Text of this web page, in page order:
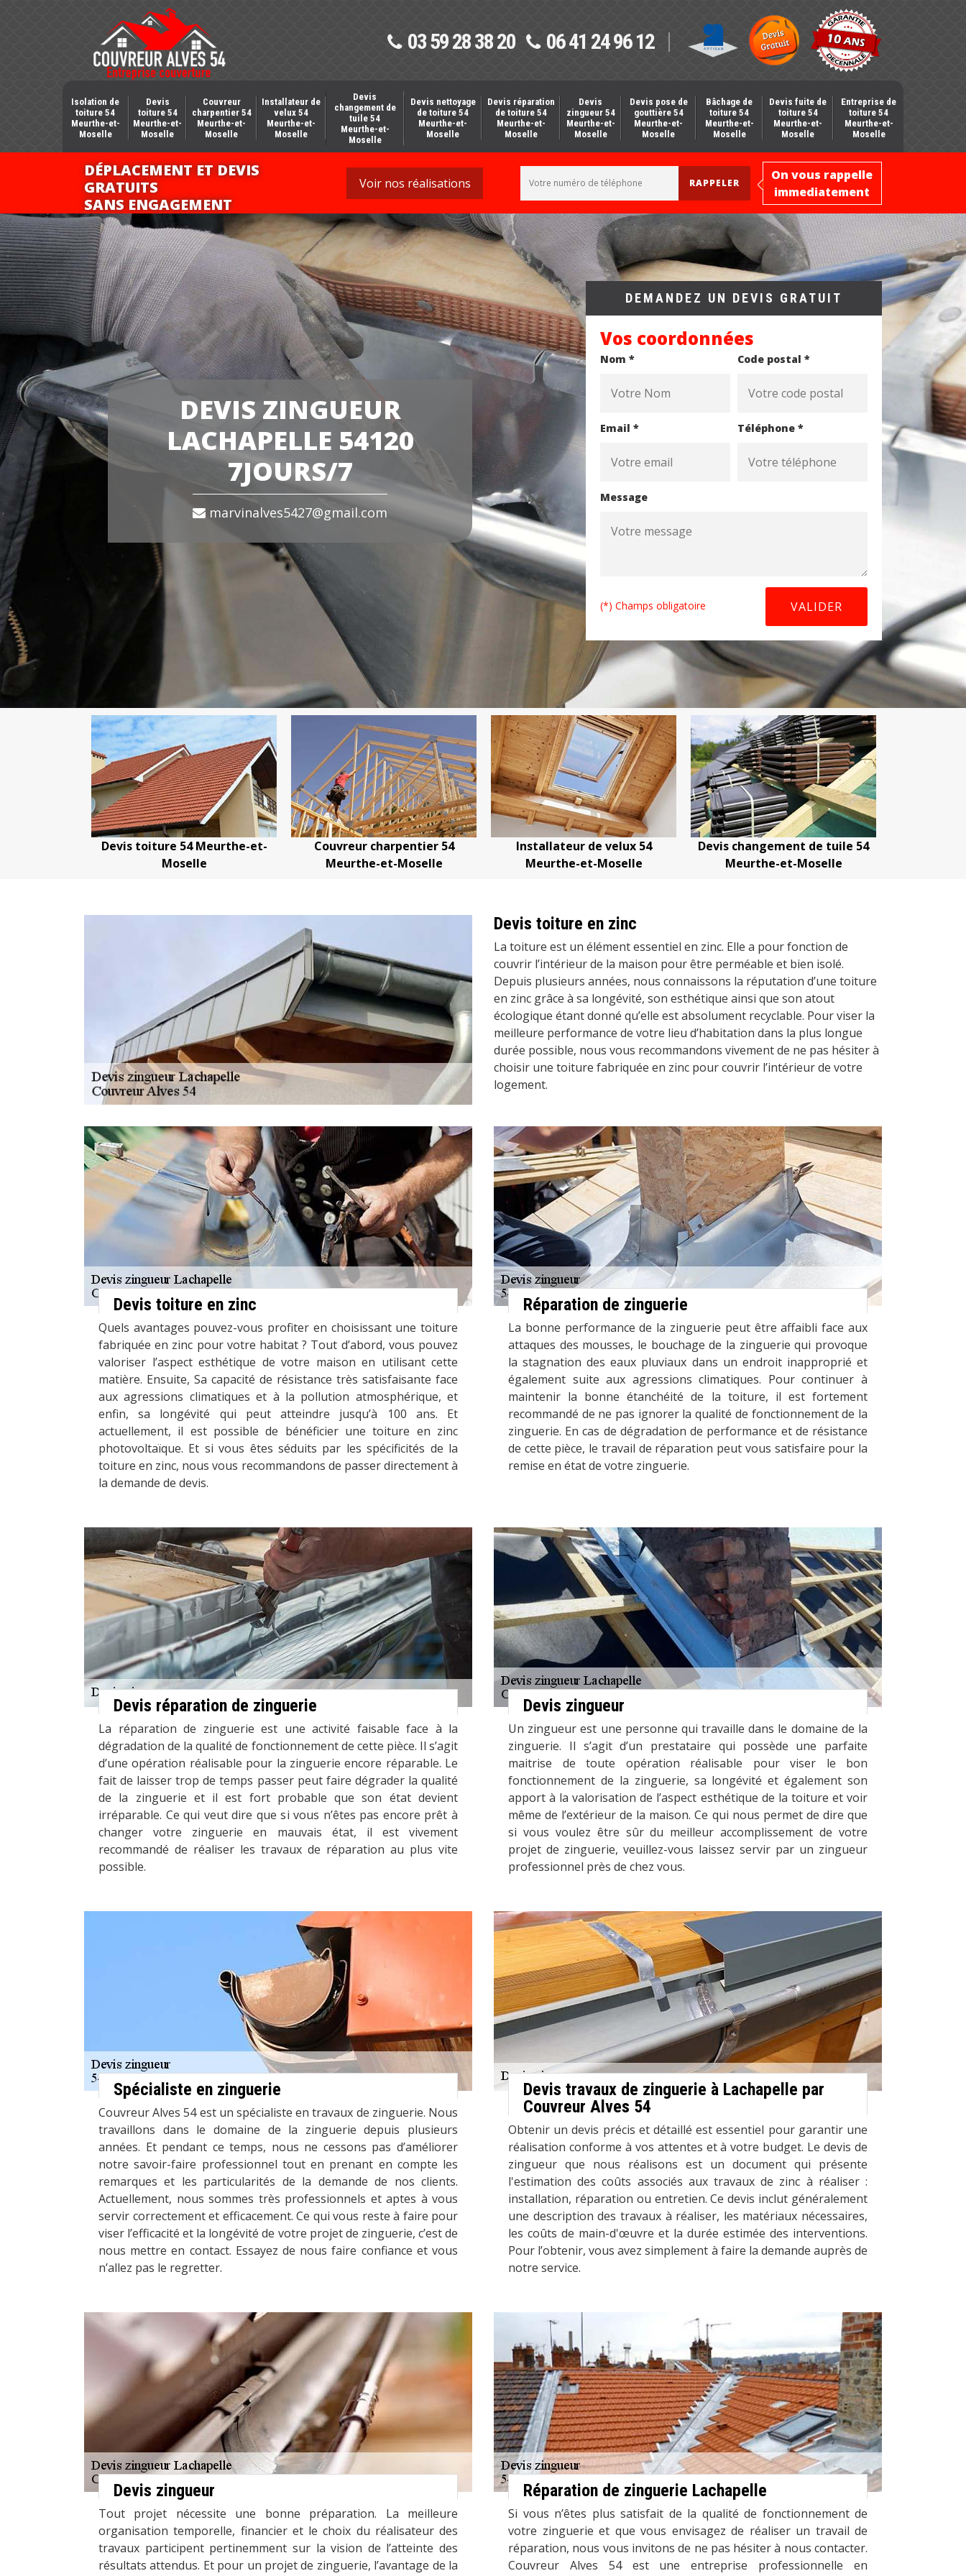
03 59 28 38 20 06 41 24 96 12
Isolation de
toiture 54
Meurthe-et-
Moselle
Devis
toiture 54
Meurthe-et-
Moselle
Couvreur
charpentier 54
Meurthe-et-
Moselle
Installateur de
velux 54
Meurthe-et-
Moselle
Devis
changement de
tuile 54
Meurthe-et-
Moselle
Devis nettoyage
de toiture 54
Meurthe-et-
Moselle
Devis réparation
de toiture 54
Meurthe-et-
Moselle
Devis
zingueur 54
Meurthe-et-
Moselle
Devis pose de
gouttière 54
Meurthe-et-
Moselle
Bâchage de
toiture 54
Meurthe-et-
Moselle
Devis fuite de
toiture 54
Meurthe-et-
Moselle
Entreprise de
toiture 54
Meurthe-et-
Moselle
DÉPLACEMENT ET DEVIS
GRATUITS
SANS ENGAGEMENT
Voir nos réalisations
On vous rappelle
immediatement
DEVIS ZINGUEUR
LACHAPELLE 54120
7JOURS/7
marvinalves5427@gmail.com
DEMANDEZ UN DEVIS GRATUIT
Vos coordonnées
Nom * Code postal *
Email * Téléphone *
Message
(*) Champs obligatoire
Devis toiture 54 Meurthe-et-
Moselle
Couvreur charpentier 54
Meurthe-et-Moselle
Installateur de velux 54
Meurthe-et-Moselle
Devis changement de tuile 54
Meurthe-et-Moselle
Devis toiture en zinc
La toiture est un élément essentiel en zinc. Elle a pour fonction de
couvrir l’intérieur de la maison pour être perméable et bien isolé.
Depuis plusieurs années, nous connaissons la réputation d’une toiture
en zinc grâce à sa longévité, son esthétique ainsi que son atout
écologique étant donné qu’elle est absolument recyclable. Pour viser la
meilleure performance de votre lieu d’habitation dans la plus longue
durée possible, nous vous recommandons vivement de ne pas hésiter à
choisir une toiture fabriquée en zinc pour couvrir l’intérieur de votre
logement.
Devis toiture en zinc
Quels avantages pouvez-vous profiter en choisissant une toiture
fabriquée en zinc pour votre habitat ? Tout d’abord, vous pouvez
valoriser l’aspect esthétique de votre maison en utilisant cette
matière. Ensuite, Sa capacité de résistance très satisfaisante face
aux agressions climatiques et à la pollution atmosphérique, et
enfin, sa longévité qui peut atteindre jusqu’à 100 ans. Et
actuellement, il est possible de bénéficier une toiture en zinc
photovoltaïque. Et si vous êtes séduits par les spécificités de la
toiture en zinc, nous vous recommandons de passer directement à
la demande de devis.
Réparation de zinguerie
La bonne performance de la zinguerie peut être affaibli face aux
attaques des mousses, le bouchage de la zinguerie qui provoque
la stagnation des eaux pluviaux dans un endroit inapproprié et
également suite aux agressions climatiques. Pour continuer à
maintenir la bonne étanchéité de la toiture, il est fortement
recommandé de ne pas ignorer la qualité de fonctionnement de la
zinguerie. En cas de dégradation de performance et de résistance
de cette pièce, le travail de réparation peut vous satisfaire pour la
remise en état de votre zinguerie.
Devis réparation de zinguerie
La réparation de zinguerie est une activité faisable face à la
dégradation de la qualité de fonctionnement de cette pièce. Il s’agit
d’une opération réalisable pour la zinguerie encore réparable. Le
fait de laisser trop de temps passer peut faire dégrader la qualité
de la zinguerie et il est fort probable que son état devient
irréparable. Ce qui veut dire que si vous n’êtes pas encore prêt à
changer votre zinguerie en mauvais état, il est vivement
recommandé de réaliser les travaux de réparation au plus vite
possible.
Devis zingueur
Un zingueur est une personne qui travaille dans le domaine de la
zinguerie. Il s’agit d’un prestataire qui possède une parfaite
maitrise de toute opération réalisable pour viser le bon
fonctionnement de la zinguerie, sa longévité et également son
apport à la valorisation de l’aspect esthétique de la toiture et voir
même de l’extérieur de la maison. Ce qui nous permet de dire que
si vous voulez être sûr du meilleur accomplissement de votre
projet de zinguerie, veuillez-vous laissez servir par un zingueur
professionnel près de chez vous.
Spécialiste en zinguerie
Couvreur Alves 54 est un spécialiste en travaux de zinguerie. Nous
travaillons dans le domaine de la zinguerie depuis plusieurs
années. Et pendant ce temps, nous ne cessons pas d’améliorer
notre savoir-faire professionnel tout en prenant en compte les
remarques et les particularités de la demande de nos clients.
Actuellement, nous sommes très professionnels et aptes à vous
servir correctement et efficacement. Ce qui vous reste à faire pour
viser l’efficacité et la longévité de votre projet de zinguerie, c’est de
nous mettre en contact. Essayez de nous faire confiance et vous
n’allez pas le regretter.
Devis travaux de zinguerie à Lachapelle par
Couvreur Alves 54
Obtenir un devis précis et détaillé est essentiel pour garantir une
réalisation conforme à vos attentes et à votre budget. Le devis de
zingueur que nous réalisons est un document qui présente
l'estimation des coûts associés aux travaux de zinc à réaliser :
installation, réparation ou entretien. Ce devis inclut généralement
une description des travaux à réaliser, les matériaux nécessaires,
les coûts de main-d'œuvre et la durée estimée des interventions.
Pour l’obtenir, vous avez simplement à faire la demande auprès de
notre service.
Devis zingueur
Tout projet nécessite une bonne préparation. La meilleure
organisation temporelle, financier et le choix du réalisateur des
travaux participent pertinemment sur la vision de l’atteinte des
résultats attendus. Et pour un projet de zinguerie, l’avantage de la
Réparation de zinguerie Lachapelle
Si vous n’êtes plus satisfait de la qualité de fonctionnement de
votre zinguerie et que vous envisagez de réaliser un travail de
réparation, nous vous invitons de ne pas hésiter à nous contacter.
Couvreur Alves 54 est une entreprise professionnelle en